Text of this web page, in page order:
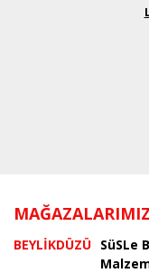
MAĞAZALARIMIZ
BEYLİKDÜZÜ SüSLe